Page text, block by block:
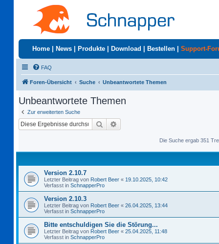
Home News Produkte Download Bestellen Support-
FAQ
Foren-Übersicht Suche Unbeantwortete Themen
Unbeantwortete Themen
Zur erweiterten Suche
Suche
Die Suche ergab 351
Version 2.10.7
Letzter Beitrag von Robert Beer « 19.10.2025, 10:42
Verfasst in SchnapperPro
Version 2.10.3
Letzter Beitrag von Robert Beer « 26.04.2025, 13:44
Verfasst in SchnapperPro
Bitte entschuldigen Sie die Störung...
Letzter Beitrag von Robert Beer « 25.04.2025, 11:48
Verfasst in SchnapperPro